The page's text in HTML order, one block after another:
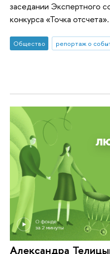
заседании Экспертного
конкурса «Точка отсчета».
Общество репортаж о
Александра